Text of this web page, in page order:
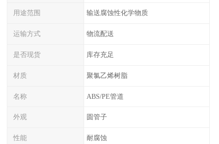
用途范围 输送腐蚀性化学物质
运输方式 物流配送
是否现货 库存充足
材质 聚氯乙烯树脂
名称 ABS/PE管道
外观 圆管子
性能 耐腐蚀